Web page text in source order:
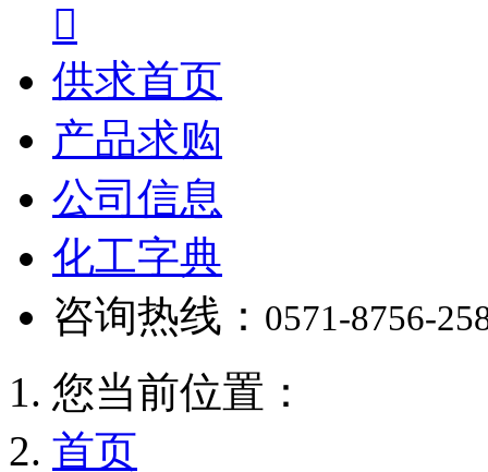

供求首页
产品求购
公司信息
化工字典
咨询热线： 0571-8756-
您当前位置：
首页